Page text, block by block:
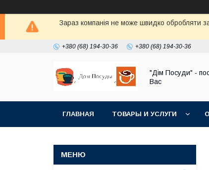
Зараз компанія не може швидко обробляти
+380 (68) 194-30-36 +380 (68) 194-30-36
"Дім Посуди" -
Вас
ГЛАВНАЯ ТОВАРЫ И УСЛУГИ